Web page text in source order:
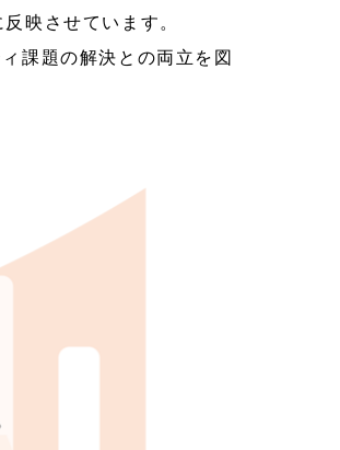
映させています。
課題の解決との両立を図